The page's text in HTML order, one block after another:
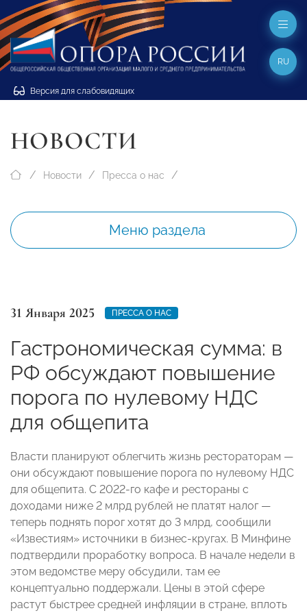
Версия для слабовидящих
RU
НОВОСТИ
Новости Пресса о нас
Меню раздела
31 Января 2025 ПРЕССА О НАС
Гастрономическая сумма: в
РФ обсуждают повышение
порога по нулевому НДС
для общепита
Власти планируют облегчить жизнь рестораторам —
они обсуждают повышение порога по нулевому НДС
для общепита. С 2022-го кафе и рестораны с
доходами ниже 2 млрд рублей не платят налог —
теперь поднять порог хотят до 3 млрд, сообщили
«Известиям» источники в бизнес-кругах. В Минфине
подтвердили проработку вопроса. В начале недели в
этом ведомстве меру обсудили, там ее
концептуально поддержали. Цены в этой сфере
растут быстрее средней инфляции в стране, вплоть